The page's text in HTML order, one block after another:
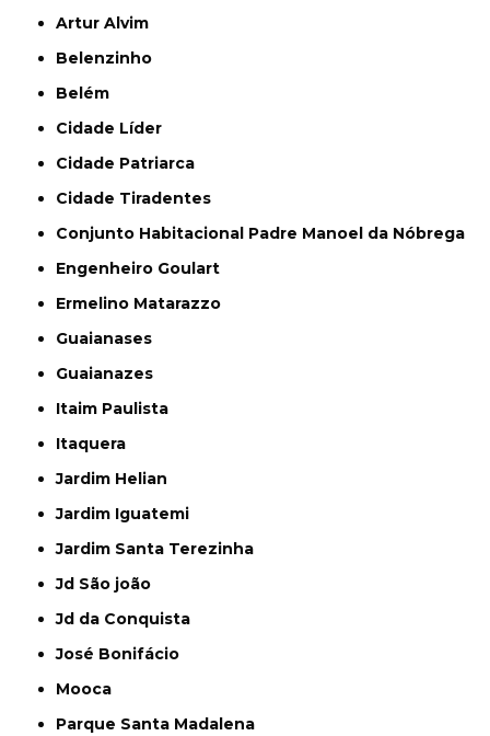
Artur Alvim
Belenzinho
Belém
Cidade Líder
Cidade Patriarca
Cidade Tiradentes
Conjunto Habitacional Padre Manoel da Nóbrega
Engenheiro Goulart
Ermelino Matarazzo
Guaianases
Guaianazes
Itaim Paulista
Itaquera
Jardim Helian
Jardim Iguatemi
Jardim Santa Terezinha
Jd São joão
Jd da Conquista
José Bonifácio
Mooca
Parque Santa Madalena